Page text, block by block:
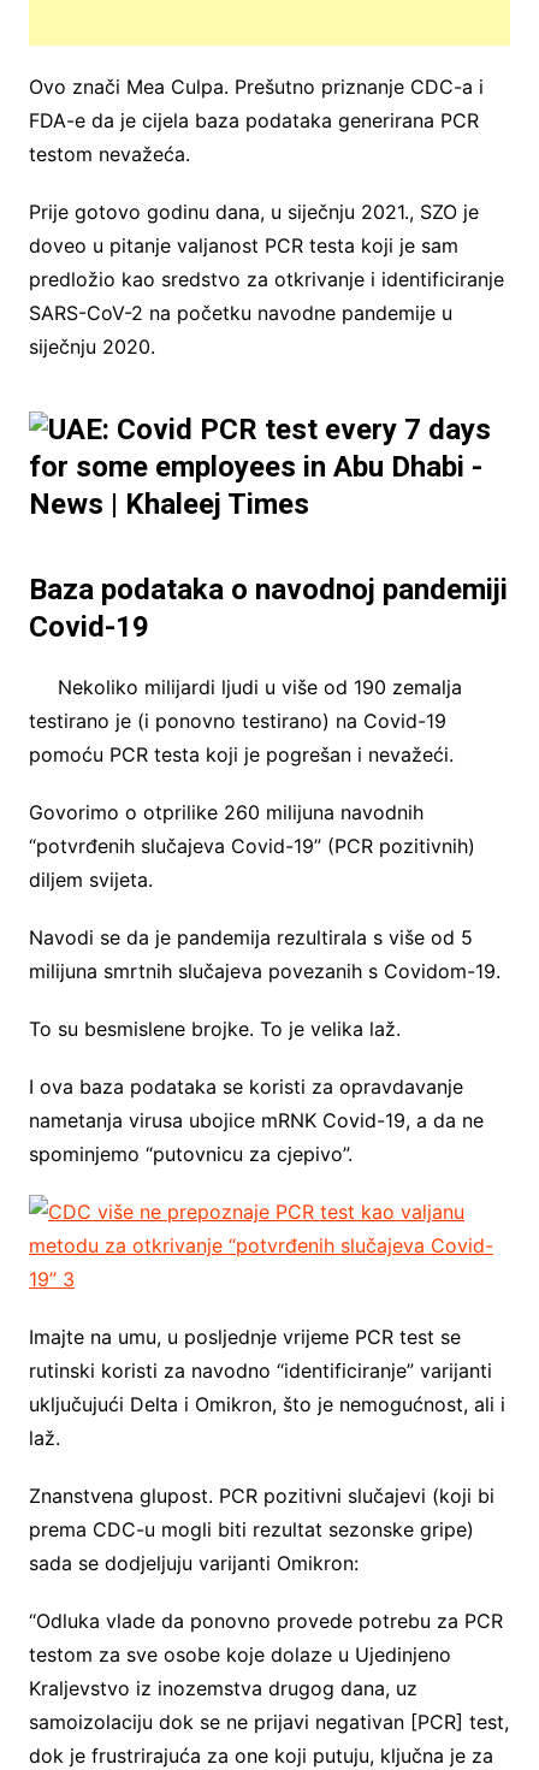
Ovo znači Mea Culpa. Prešutno priznanje CDC-a i
FDA-e da je cijela baza podataka generirana PCR
testom nevažeća.
Prije gotovo godinu dana, u siječnju 2021., SZO je
doveo u pitanje valjanost PCR testa koji je sam
predložio kao sredstvo za otkrivanje i identificiranje
SARS-CoV-2 na početku navodne pandemije u
siječnju 2020.
Baza podataka o navodnoj pandemiji
Covid-19
Nekoliko milijardi ljudi u više od 190 zemalja
testirano je (i ponovno testirano) na Covid-19
pomoću PCR testa koji je pogrešan i nevažeći.
Govorimo o otprilike 260 milijuna navodnih
“potvrđenih slučajeva Covid-19” (PCR pozitivnih)
diljem svijeta.
Navodi se da je pandemija rezultirala s više od 5
milijuna smrtnih slučajeva povezanih s Covidom-19.
To su besmislene brojke. To je velika laž.
I ova baza podataka se koristi za opravdavanje
nametanja virusa ubojice mRNK Covid-19, a da ne
spominjemo “putovnicu za cjepivo”.
Imajte na umu, u posljednje vrijeme PCR test se
rutinski koristi za navodno “identificiranje” varijanti
uključujući Delta i Omikron, što je nemogućnost, ali i
laž.
Znanstvena glupost. PCR pozitivni slučajevi (koji bi
prema CDC-u mogli biti rezultat sezonske gripe)
sada se dodjeljuju varijanti Omikron:
“Odluka vlade da ponovno provede potrebu za PCR
testom za sve osobe koje dolaze u Ujedinjeno
Kraljevstvo iz inozemstva drugog dana, uz
samoizolaciju dok se ne prijavi negativan [PCR] test,
dok je frustrirajuća za one koji putuju, ključna je za